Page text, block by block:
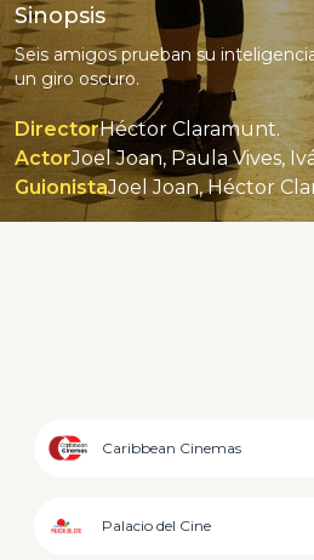
Sinopsis
Seis amigos prueban su
un giro oscuro.
DirectorHéctor Claramunt.
Actor
GuionistaJoel Joan, Héctor
Caribbean Cinemas
Palacio del Cine